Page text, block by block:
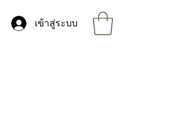
เข้าสู่ระบบ